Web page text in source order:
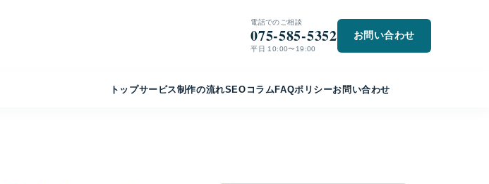
電話でのご相談
075-585-5352
平日 10:00〜19:00
お問い合わせ
トップサービス制作の流れSEO コラムFAQポリシーお問い合わせ